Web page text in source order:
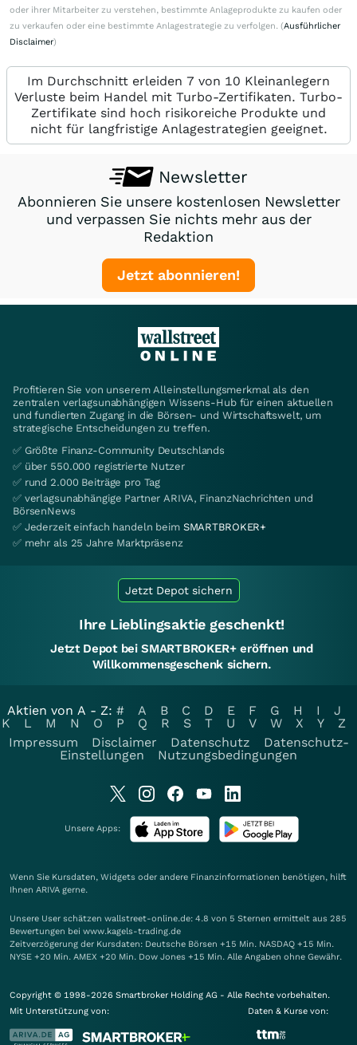
oder ihrer Mitarbeiter zu verstehen, bestimmte Anlageprodukte zu kaufen oder
zu verkaufen oder eine bestimmte Anlagestrategie zu verfolgen. (Ausführlicher
Disclaimer)
Im Durchschnitt erleiden 7 von 10 Kleinanlegern
Verluste beim Handel mit Turbo-Zertifikaten. Turbo-
Zertifikate sind hoch risikoreiche Produkte und
nicht für langfristige Anlagestrategien geeignet.
Newsletter
Abonnieren Sie unsere kostenlosen Newsletter
und verpassen Sie nichts mehr aus der
Redaktion
Jetzt abonnieren!
Profitieren Sie von unserem Alleinstellungsmerkmal als den
zentralen verlagsunabhängigen Wissens-Hub für einen aktuellen
und fundierten Zugang in die Börsen- und Wirtschaftswelt, um
strategische Entscheidungen zu treffen.
✅ Größte Finanz-Community Deutschlands
✅ über 550.000 registrierte Nutzer
✅ rund 2.000 Beiträge pro Tag
✅ verlagsunabhängige Partner ARIVA, FinanzNachrichten und
BörsenNews
✅ Jederzeit einfach handeln beim SMARTBROKER+
✅ mehr als 25 Jahre Marktpräsenz
Jetzt Depot sichern
Ihre Lieblingsaktie geschenkt!
Jetzt Depot bei SMARTBROKER+ eröffnen und
Willkommensgeschenk sichern.
Aktien von A - Z: # A B C D E F G H I
J
K
L M N O P Q R S T U V W X Y
Z
Impressum
Disclaimer Datenschutz
Datenschutz-
Einstellungen
Nutzungsbedingungen
Unsere Apps:
Wenn Sie Kursdaten, Widgets oder andere Finanzinformationen benötigen, hilft
Ihnen ARIVA gerne.
Unsere User schätzen wallstreet-online.de: 4.8 von 5 Sternen ermittelt aus 285
Bewertungen bei www.kagels-trading.de
Zeitverzögerung der Kursdaten: Deutsche Börsen +15 Min. NASDAQ +15 Min.
NYSE +20 Min. AMEX +20 Min. Dow Jones +15 Min. Alle Angaben ohne Gewähr.
Copyright © 1998-2026 Smartbroker Holding AG - Alle Rechte vorbehalten.
Mit Unterstützung von:
Daten & Kurse von: